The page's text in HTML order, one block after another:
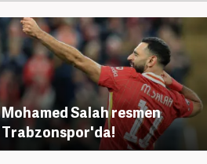
Mohamed Salah resmen
Trabzonspor'da!